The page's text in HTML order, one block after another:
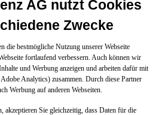
AG nutzt Cookies
Zwecke
die bestmögliche Nutzung unserer Webseite
fortlaufend verbessern. Auch können wir
und Werbung anzeigen und arbeiten dafür mit
Analytics) zusammen. Durch diese Partner
Werbung auf anderen Webseiten.
akzeptieren Sie gleichzeitig, dass Daten für die